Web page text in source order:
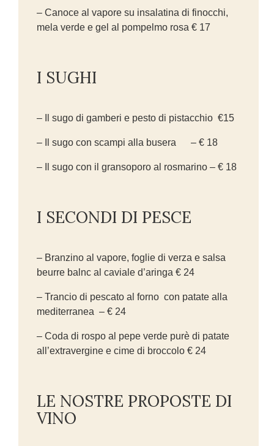
– Canoce al vapore su insalatina di finocchi,
mela verde e gel al pompelmo rosa € 17
I SUGHI
– Il sugo di gamberi e pesto di pistacchio €15
– Il sugo con scampi alla busera – € 18
– Il sugo con il gransoporo al rosmarino – € 18
I SECONDI DI PESCE
– Branzino al vapore, foglie di verza e salsa
beurre balnc al caviale d’aringa € 24
– Trancio di pescato al forno con patate alla
mediterranea – € 24
– Coda di rospo al pepe verde purè di patate
all’extravergine e cime di broccolo € 24
LE NOSTRE PROPOSTE DI
VINO